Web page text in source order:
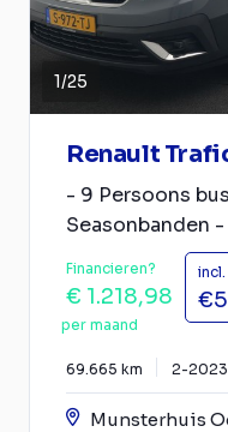
1/25
Renault
- 9 Persoons
Seasonbanden
Financieren?
€ 1.218,98
per maand
incl.
69.665 km 2-2023
Munsterhuis